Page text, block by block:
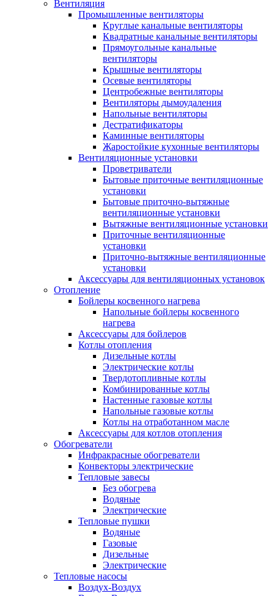
Вентиляция
Промышленные вентиляторы
Круглые канальные вентиляторы
Квадратные канальные вентиляторы
Прямоугольные канальные
вентиляторы
Крышные вентиляторы
Осевые вентиляторы
Центробежные вентиляторы
Вентиляторы дымоудаления
Напольные вентиляторы
Дестратификаторы
Каминные вентиляторы
Жаростойкие кухонные вентиляторы
Вентиляционные установки
Проветриватели
Бытовые приточные вентиляционные
установки
Бытовые приточно-вытяжные
вентиляционные установки
Вытяжные вентиляционные установки
Приточные вентиляционные
установки
Приточно-вытяжные вентиляционные
установки
Аксессуары для вентиляционных установок
Отопление
Бойлеры косвенного нагрева
Напольные бойлеры косвенного
нагрева
Аксессуары для бойлеров
Котлы отопления
Дизельные котлы
Электрические котлы
Твердотопливные котлы
Комбинированные котлы
Настенные газовые котлы
Напольные газовые котлы
Котлы на отработанном масле
Аксессуары для котлов отопления
Обогреватели
Инфракрасные обогреватели
Конвекторы электрические
Тепловые завесы
Без обогрева
Водяные
Электрические
Тепловые пушки
Водяные
Газовые
Дизельные
Электрические
Тепловые насосы
Воздух-Воздух